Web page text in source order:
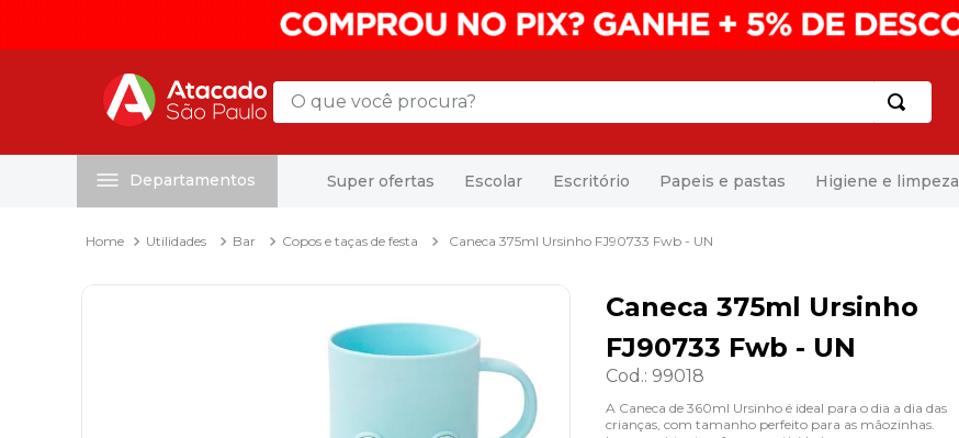
O que você procura?
Departamentos Super ofertas Escolar Escritório Papeis e pastas Higiene e limpeza
Utilidades Bar Copos e taças de festa Caneca 375ml Ursinho FJ90733 Fwb - UN
Caneca 375ml Ursinho
FJ90733 Fwb - UN
Cod.: 99018
A Caneca de 360ml Ursinho é ideal para o dia a dia das
crianças, com tamanho perfeito para as mãozinhas.
mala